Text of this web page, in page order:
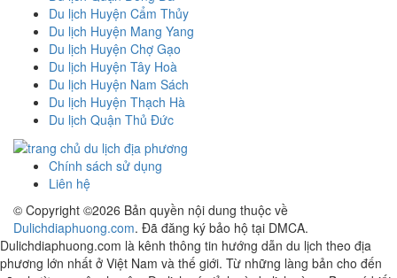
Du lịch Huyện Cẩm Thủy
Du lịch Huyện Mang Yang
Du lịch Huyện Chợ Gạo
Du lịch Huyện Tây Hoà
Du lịch Huyện Nam Sách
Du lịch Huyện Thạch Hà
Du lịch Quận Thủ Đức
Chính sách sử dụng
Liên hệ
© Copyright ©2026 Bản quyền nội dung thuộc về
Dulichdiaphuong.com. Đã đăng ký bảo hộ tại DMCA.
Dulichdiaphuong.com là kênh thông tin hướng dẫn du lịch theo địa
phương lớn nhất ở Việt Nam và thế giới. Từ những làng bản cho đến